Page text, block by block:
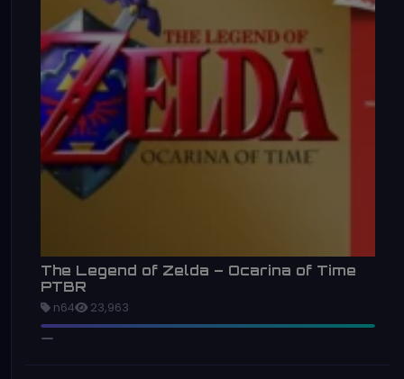
The Legend of Zelda – Ocarina of Time
PTBR
n64 23,963